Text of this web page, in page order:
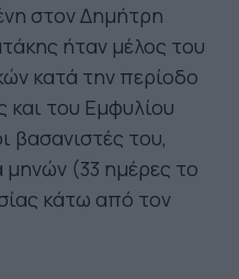
στον Δημήτρη
ήταν μέλος του
κατά την περίοδο
και του Εμφυλίου
βασανιστές του,
(33 ημέρες το
κάτω από τον